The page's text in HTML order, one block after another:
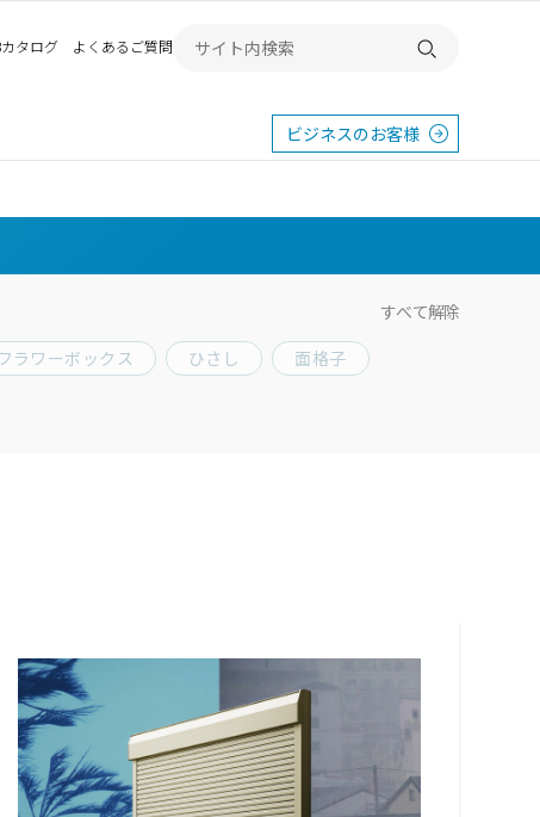
ビジネスのお客様
カタログ よくあるご質問 検索する
すべて解除
フラワーボックス ひさし
面格子